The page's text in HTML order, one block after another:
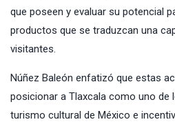
que poseen y evaluar su potencial
productos que se traduzcan una
visitantes.
Núñez Baleón enfatizó que estas
posicionar a Tlaxcala como uno de
turismo cultural de México e